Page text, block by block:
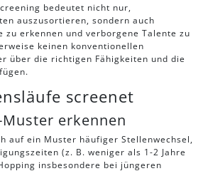
bedeutet nicht nur,
auszusortieren, sondern auch
zu erkennen und verborgene Talente zu
keinen konventionellen
über die richtigen Fähigkeiten und die
screenet
Muster erkennen
auf ein Muster häufiger Stellenwechsel,
(z. B. weniger als 1-2 Jahre
insbesondere bei jüngeren